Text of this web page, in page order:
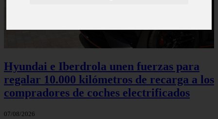
Hyundai e Iberdrola unen fuerzas para
regalar 10.000 kilómetros de recarga a los
compradores de coches electrificados
07/08/2026